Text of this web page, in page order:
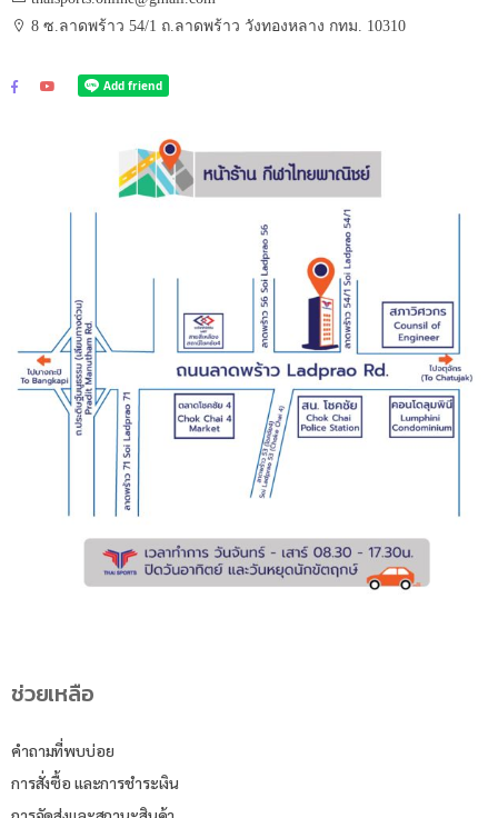
8 ซ.ลาดพร้าว 54/1 ถ.ลาดพร้าว วังทองหลาง กทม. 10310
ช่วยเหลือ
คำถามที่พบบ่อย
การสั่งซื้อ และการชำระเงิน